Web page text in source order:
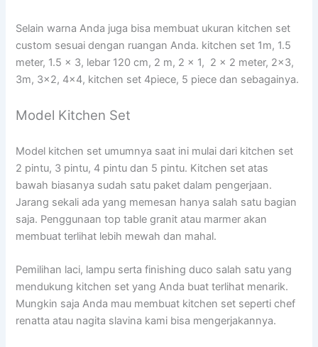
Selain warna Anda juga bisa membuat ukuran kitchen set
custom sesuai dengan ruangan Anda. kitchen set 1m, 1.5
meter, 1.5 x 3, lebar 120 cm, 2 m, 2 x 1, 2 x 2 meter, 2×3,
3m, 3×2, 4×4, kitchen set 4piece, 5 piece dan sebagainya.
Model Kitchen Set
Model kitchen set umumnya saat ini mulai dari kitchen set
2 pintu, 3 pintu, 4 pintu dan 5 pintu. Kitchen set atas
bawah biasanya sudah satu paket dalam pengerjaan.
Jarang sekali ada yang memesan hanya salah satu bagian
saja. Penggunaan top table granit atau marmer akan
membuat terlihat lebih mewah dan mahal.
Pemilihan laci, lampu serta finishing duco salah satu yang
mendukung kitchen set yang Anda buat terlihat menarik.
Mungkin saja Anda mau membuat kitchen set seperti chef
renatta atau nagita slavina kami bisa mengerjakannya.